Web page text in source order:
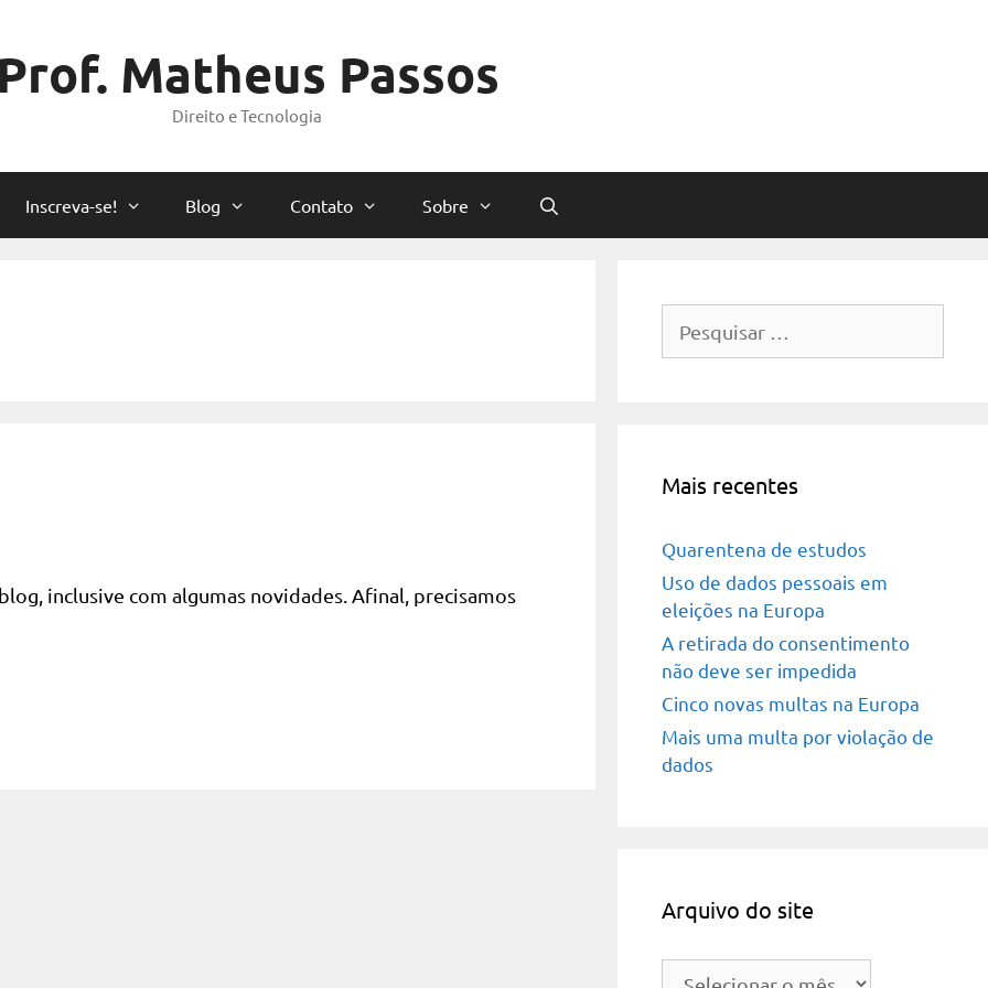
Prof. Matheus Passos
Direito e Tecnologia
Inscreva-se! Blog Contato Sobre
inclusive com algumas novidades. Afinal, precisamos
por:
Mais recentes
Quarentena de estudos
Uso de dados pessoais em
eleições na Europa
A retirada do consentimento
não deve ser impedida
Cinco novas multas na Europa
Mais uma multa por violação de
dados
Arquivo do site
Arquivo